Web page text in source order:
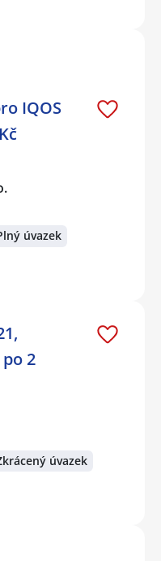
IQOS
úvazek
2
úvazek